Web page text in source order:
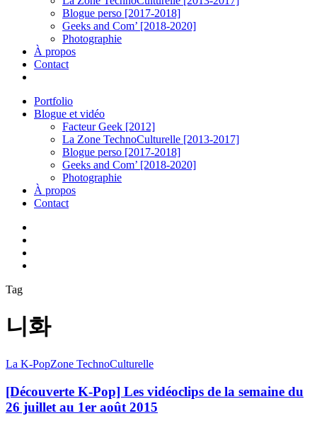
Blogue perso [2017-2018]
Geeks and Com’ [2018-2020]
Photographie
À propos
Contact
Portfolio
Blogue et vidéo
Facteur Geek [2012]
La Zone TechnoCulturelle [2013-2017]
Blogue perso [2017-2018]
Geeks and Com’ [2018-2020]
Photographie
À propos
Contact
Tag
니화
[Découverte
Pop]
Les
vidéoclips
La K-PopZone TechnoCulturelle
[Découverte K-Pop] Les vidéoclips de la semaine du
26 juillet au 1er août 2015